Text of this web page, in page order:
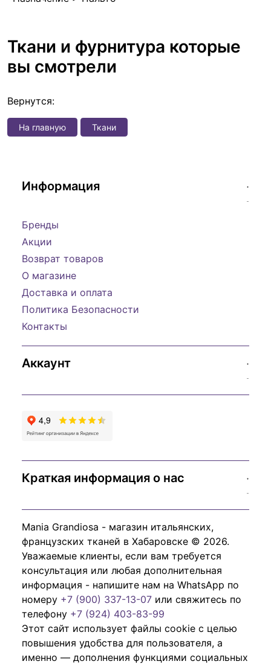
Ткани и фурнитура которые
вы смотрели
Вернутся:
На главную Ткани
Информация
Бренды
Акции
Возврат товаров
О магазине
Доставка и оплата
Политика Безопасности
Контакты
Аккаунт
Краткая информация о нас
Mania Grandiosa - магазин итальянских,
французских тканей в Хабаровске © 2026.
Уважаемые клиенты, если вам требуется
консультация или любая дополнительная
информация - напишите нам на WhatsApp по
номеру +7 (900) 337-13-07 или свяжитесь по
телефону +7 (924) 403-83-99
Этот сайт использует файлы cookie с целью
повышения удобства для пользователя, а
именно — дополнения функциями социальных